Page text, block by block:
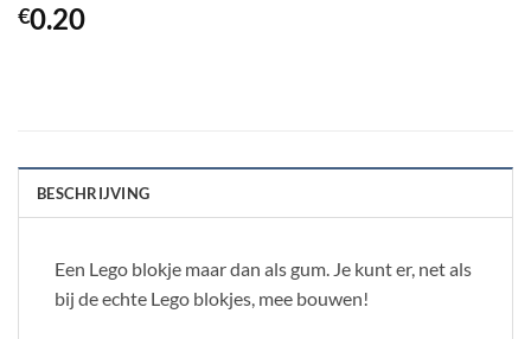
€0.20
BESCHRIJVING
Een Lego blokje maar dan als gum. Je kunt er, net als
bij de echte Lego blokjes, mee bouwen!